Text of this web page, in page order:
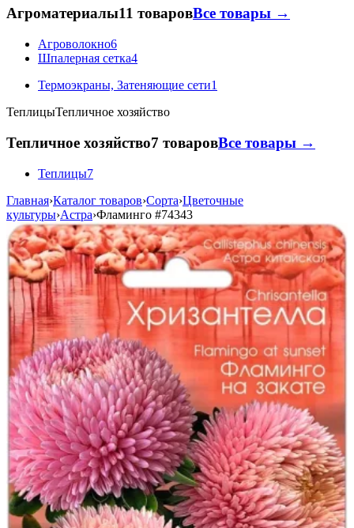
Агроматериалы11 товаровВсе товары →
Агроволокно6
Шпалерная сетка4
Термоэкраны, Затеняющие сети1
ТеплицыТепличное хозяйство
Тепличное хозяйство7 товаровВсе товары →
Теплицы7
Главная›Каталог товаров›Сорта›Цветочные
культуры›Астра›Фламинго #74343